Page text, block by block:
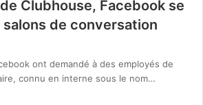
Clubhouse, Facebook se
salons de conversation
ont demandé à des employés de
connu en interne sous le nom…